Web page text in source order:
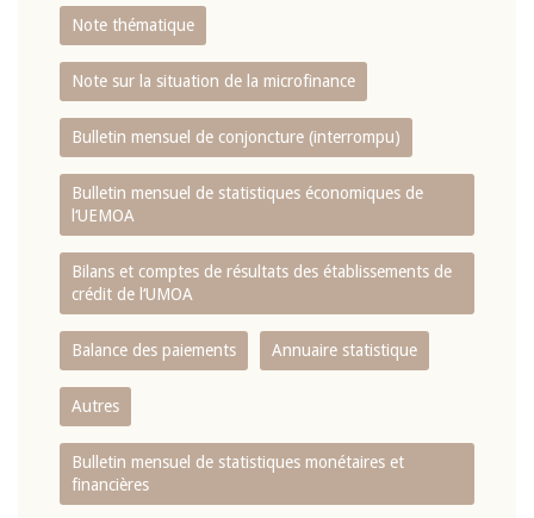
Note thématique
Note sur la situation de la microfinance
Bulletin mensuel de conjoncture (interrompu)
Bulletin mensuel de statistiques économiques de
l‘UEMOA
Bilans et comptes de résultats des établissements de
crédit de l‘UMOA
Balance des paiements Annuaire statistique
Autres
Bulletin mensuel de statistiques monétaires et
financières